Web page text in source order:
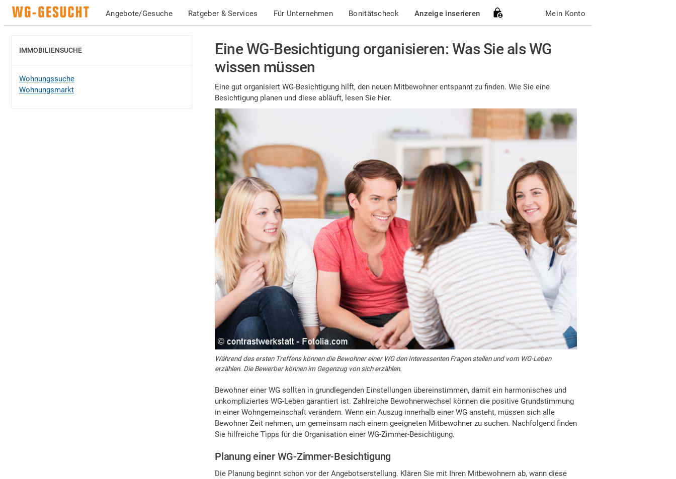
Angebote/Gesuche Ratgeber & Services Für Unternehmen Bonitätscheck Anzeige inserieren Mein Konto
Eine WG-Besichtigung organisieren: Was Sie als WG
wissen müssen
Eine gut organisiert WG-Besichtigung hilft, den neuen Mitbewohner entspannt zu finden. Wie Sie eine
Besichtigung planen und diese abläuft, lesen Sie hier.
Während des ersten Treffens können die Bewohner einer WG den Interessenten Fragen stellen und vom WG-Leben
erzählen. Die Bewerber können im Gegenzug von sich erzählen.
Bewohner einer WG sollten in grundlegenden Einstellungen übereinstimmen, damit ein harmonisches und
unkompliziertes WG-Leben garantiert ist. Zahlreiche Bewohnerwechsel können die positive Grundstimmung
in einer Wohngemeinschaft verändern. Wenn ein Auszug innerhalb einer WG ansteht, müssen sich alle
Bewohner Zeit nehmen, um gemeinsam nach einem geeigneten Mitbewohner zu suchen. Nachfolgend finden
Sie hilfreiche Tipps für die Organisation einer WG-Zimmer-Besichtigung.
Planung einer WG-Zimmer-Besichtigung
Die Planung beginnt schon vor der Angebotserstellung. Klären Sie mit Ihren Mitbewohnern ab, wann diese
EINBLENDEN
IMMOBILIENSUCHE
Wohnungssuche
Wohnungsmarkt